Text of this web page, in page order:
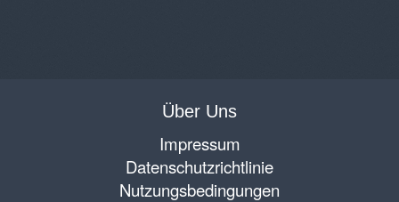
Über Uns
Impressum
Datenschutzrichtlinie
Nutzungsbedingungen